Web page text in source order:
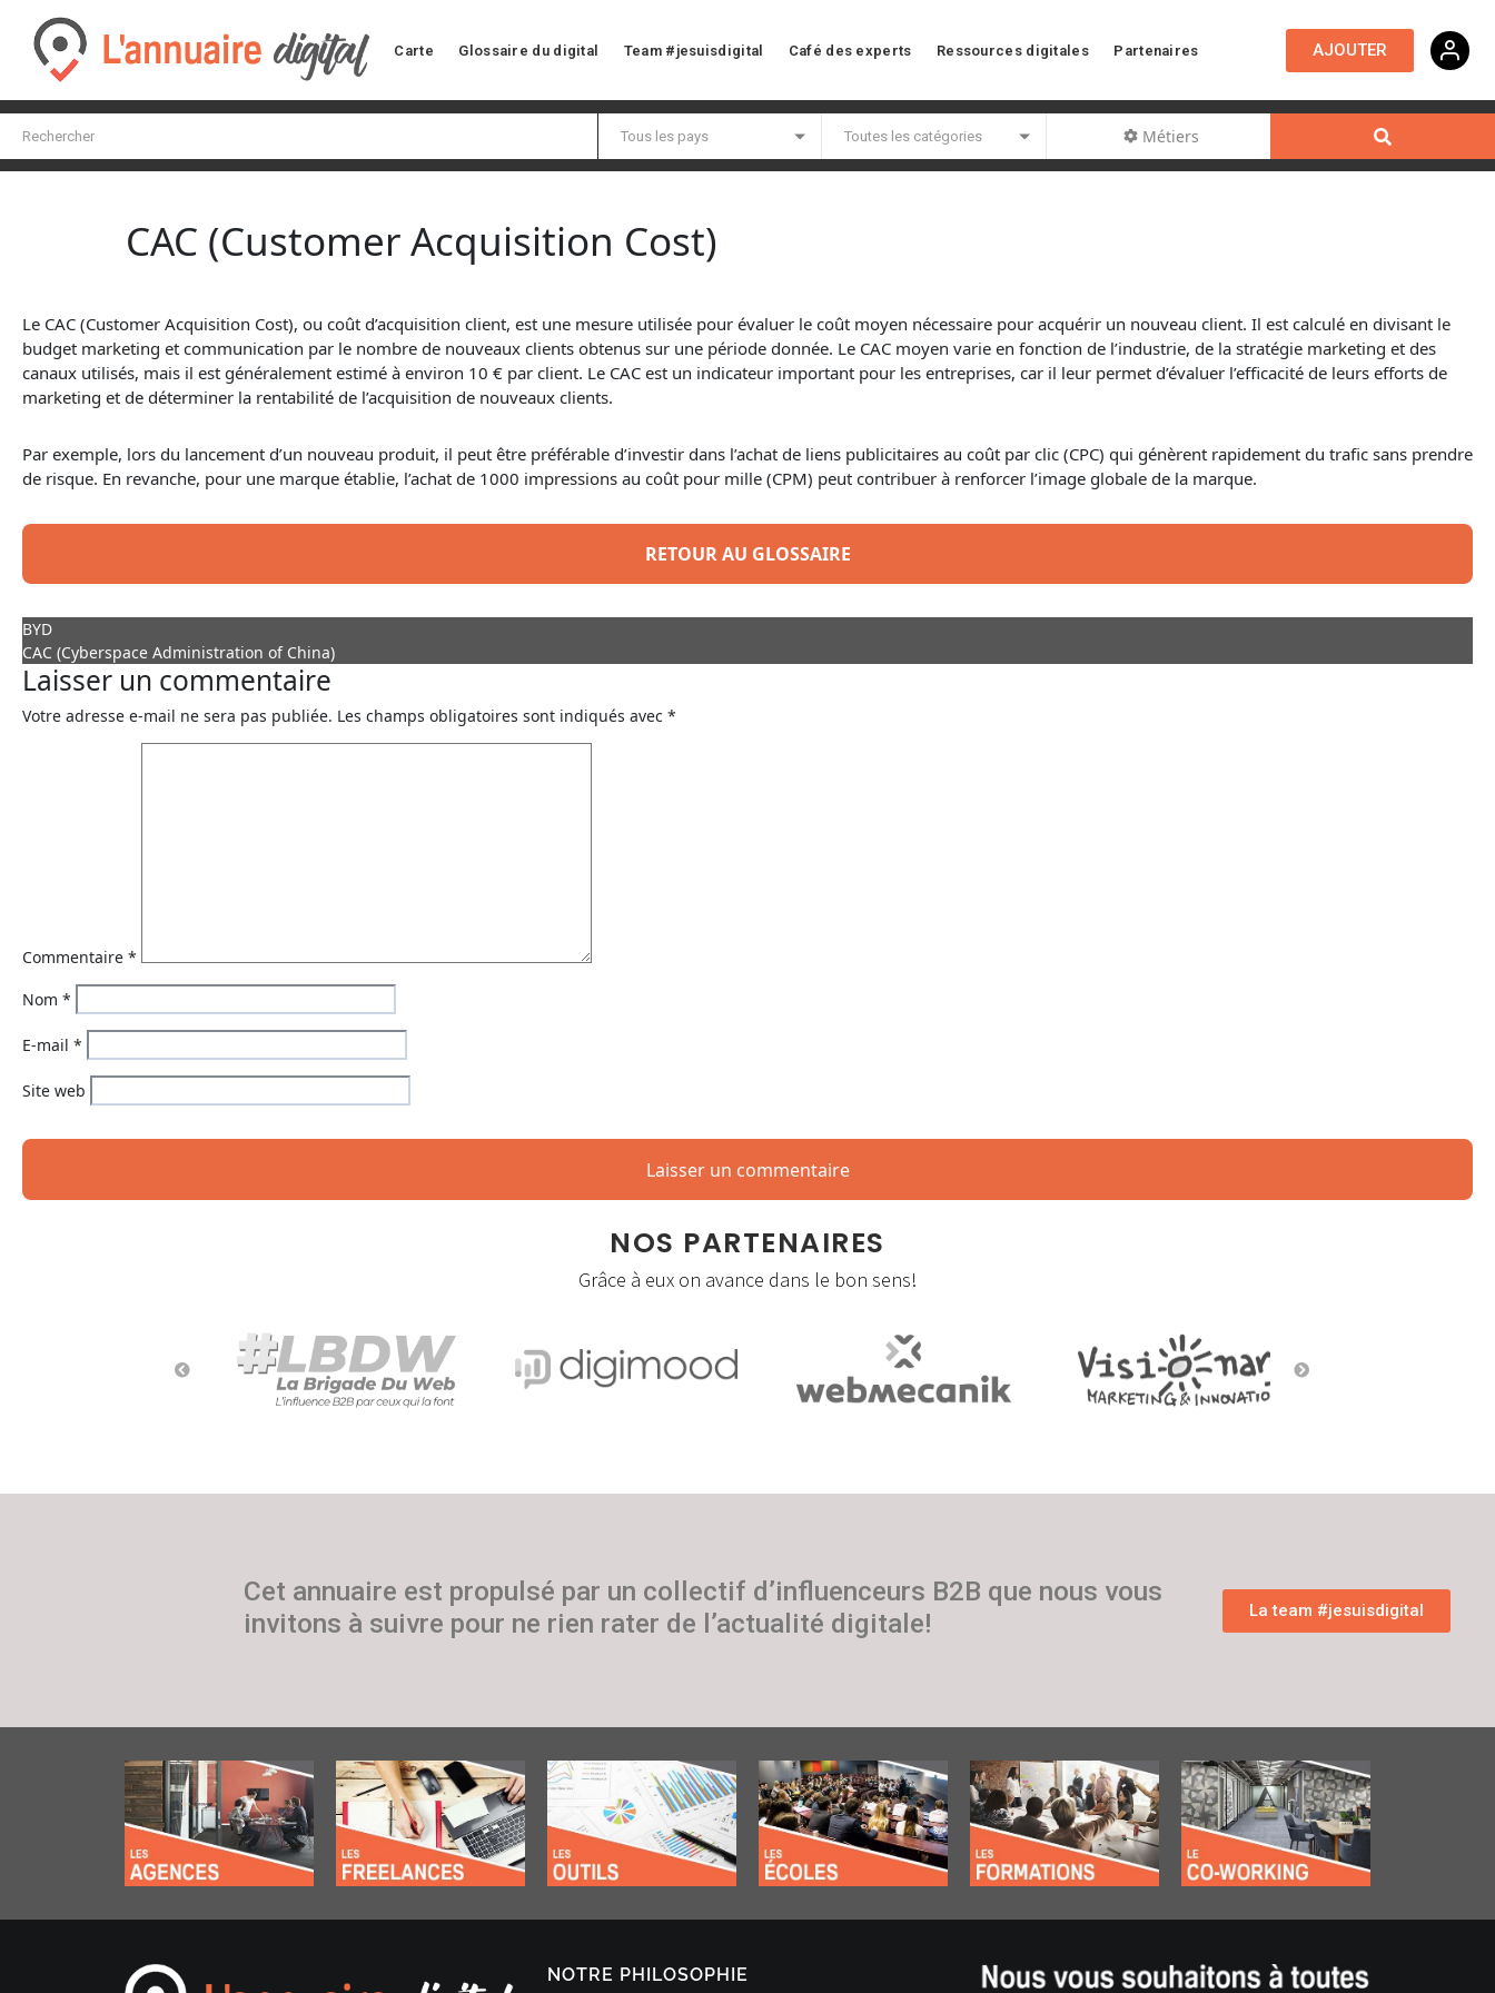
Carte Glossaire du digital Team #jesuisdigital Café des experts Ressources digitales Partenaires AJOUTER
Métiers
CAC (Customer Acquisition Cost)
Le CAC (Customer Acquisition Cost), ou coût d’acquisition client, est une mesure utilisée pour évaluer le coût moyen nécessaire pour acquérir un nouveau client. Il est calculé en divisant le
budget marketing et communication par le nombre de nouveaux clients obtenus sur une période donnée. Le CAC moyen varie en fonction de l’industrie, de la stratégie marketing et des
canaux utilisés, mais il est généralement estimé à environ 10 € par client. Le CAC est un indicateur important pour les entreprises, car il leur permet d’évaluer l’efficacité de leurs efforts de
marketing et de déterminer la rentabilité de l’acquisition de nouveaux clients.
Par exemple, lors du lancement d’un nouveau produit, il peut être préférable d’investir dans l’achat de liens publicitaires au coût par clic (CPC) qui génèrent rapidement du trafic sans prendre
de risque. En revanche, pour une marque établie, l’achat de 1000 impressions au coût pour mille (CPM) peut contribuer à renforcer l’image globale de la marque.
RETOUR AU GLOSSAIRE
BYD
CAC (Cyberspace Administration of China)
Laisser un commentaire
Votre adresse e-mail ne sera pas publiée. Les champs obligatoires sont indiqués avec *
Commentaire *
Nom *
E-mail *
Site web
NOS PARTENAIRES
Grâce à eux on avance dans le bon sens!
Cet annuaire est propulsé par un collectif d’influenceurs B2B que nous vous
invitons à suivre pour ne rien rater de l’actualité digitale!
La team #jesuisdigital
NOTRE PHILOSOPHIE